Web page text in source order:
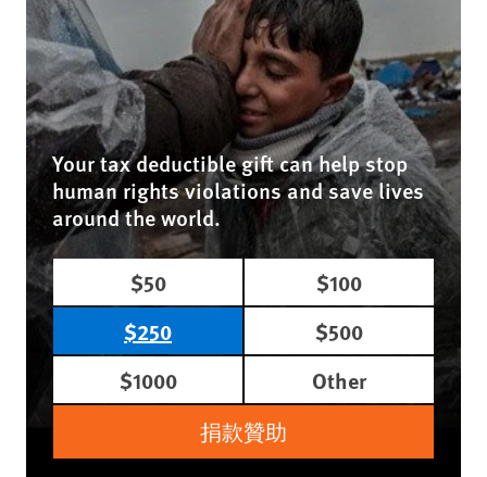
Your tax deductible gift can help stop
human rights violations and save lives
around the world.
$50
$100
$250
$500
$1000
Other
捐款贊助